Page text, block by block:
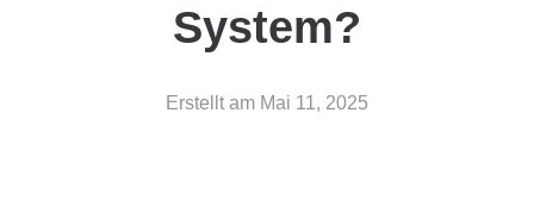
System?
Erstellt am Mai 11, 2025